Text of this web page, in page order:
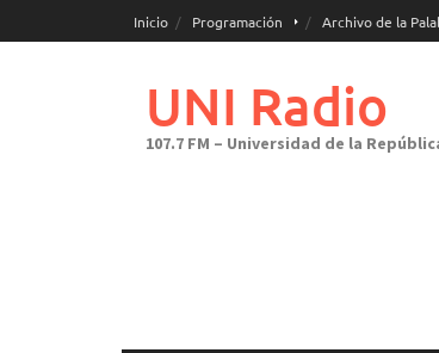
al
Inicio Programación Archivo de la
UNI Radio
107.7 FM – Universidad de la